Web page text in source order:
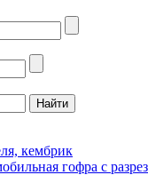
кембрик
гофра с